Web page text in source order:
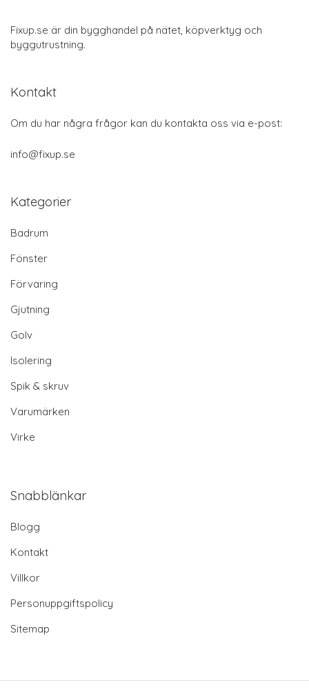
Fixup.se är din bygghandel på nätet, köpverktyg och
byggutrustning.
Kontakt
Om du har några frågor kan du kontakta oss via e-post:
info@fixup.se
Kategorier
Badrum
Fönster
Förvaring
Gjutning
Golv
Isolering
Spik & skruv
Varumärken
Virke
Snabblänkar
Blogg
Kontakt
Villkor
Personuppgiftspolicy
Sitemap